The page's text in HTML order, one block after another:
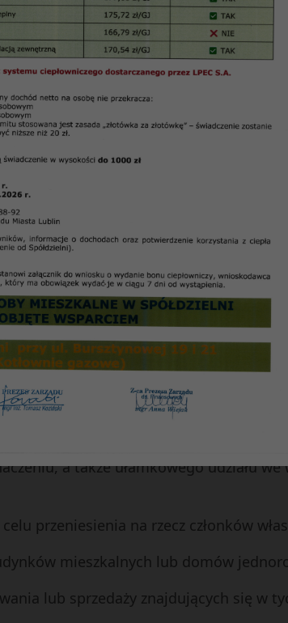
1 Przepisy ogólne
Rozdział 1
Przepisy ogólne
jest zaspokajanie
samodzielnych lokali
kosztem swoich
na rzecz członków spółdzielczych
na rzecz członków odrębnej
a także ułamkowego udziału we
przeniesienia na rzecz członków
mieszkalnych lub domów
lub sprzedaży znajdujących się w